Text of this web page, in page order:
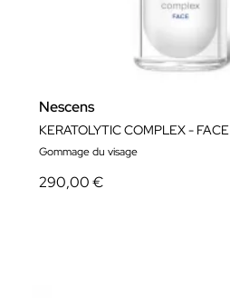
Nescens
KERATOLYTIC COMPLEX - FACE
Gommage du visage
290,00 €